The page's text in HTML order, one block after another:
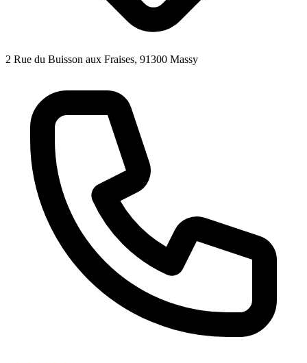
2 Rue du Buisson aux Fraises, 91300 Massy